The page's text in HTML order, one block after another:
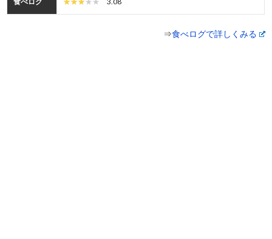
⇒食べログで詳しくみる